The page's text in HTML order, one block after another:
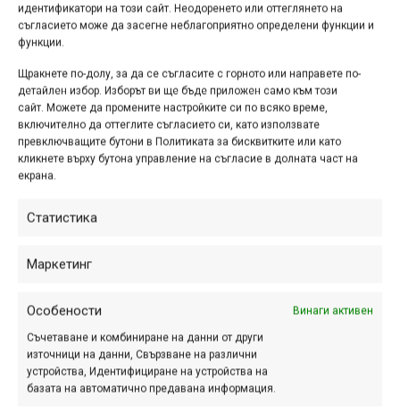
идентификатори на този сайт. Неодоренето или оттеглянето на
съгласието може да засегне неблагоприятно определени функции и
функции.
Щракнете по-долу, за да се съгласите с горното или направете по-
детайлен избор. Изборът ви ще бъде приложен само към този
сайт. Можете да промените настройките си по всяко време,
включително да оттеглите съгласието си, като използвате
превключващите бутони в Политиката за бисквитките или като
кликнете върху бутона управление на съгласие в долната част на
екрана.
Статистика
Маркетинг
Особености Винаги активен
Съчетаване и комбиниране на данни от други
източници на данни, Свързване на различни
устройства, Идентифициране на устройства на
базата на автоматично предавана информация.
Празнувай Коледа с
DragZone
Подгответе се за колоездачната
2018 година, като се възползвате от
нашите оферти!
ное. 23, 2017 at 17:02.
Под MAXFRIDAY разбирайте
идващия петък плюс съботата след